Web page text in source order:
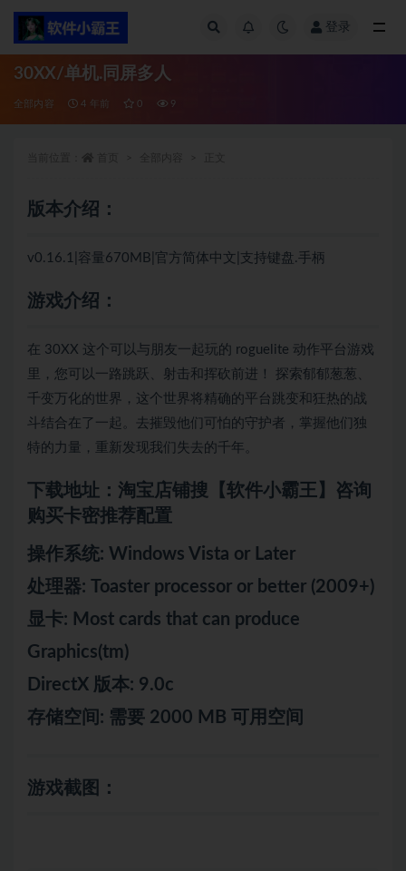
登录
30XX/单机.同屏多人
全部内容 4 年前 0 9
版本介绍：
v0.16.1|容量670MB|官方简体中文|支持键盘.手柄
游戏介绍：
在 30XX 这个可以与朋友一起玩的 roguelite 动作平台游戏
里，您可以一路跳跃、射击和挥砍前进！ 探索郁郁葱葱、
千变万化的世界，这个世界将精确的平台跳变和狂热的战
斗结合在了一起。去摧毁他们可怕的守护者，掌握他们独
特的力量，重新发现我们失去的千年。
下载地址：淘宝店铺搜【软件小霸王】咨询
购买卡密推荐配置
操作系统: Windows Vista or Later
处理器: Toaster processor or better (2009+)
显卡: Most cards that can produce
Graphics(tm)
DirectX 版本: 9.0c
存储空间: 需要 2000 MB 可用空间
游戏截图：